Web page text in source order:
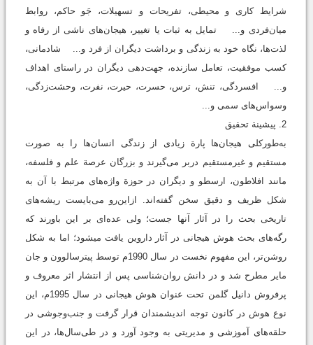
شرایط کاری و محیطی، تفریحات و تسهیلات، جَو حاکم، روابط
میان‌فردی و... تمایل به ثبات یا تغییر، هیجان‌های ناشی از رفاه و
لذت‌ها، نگاه خود به زندگی و برداشت دیگران از فرد و... شادمانی،
کسب موفقیت، تعامل سازنده، جهت‌دهی دیگران در راستای اهداف
و... افسردگی، تنش، ترس، حسرت، حیرت، نفرت، وحشت‌زدگی،
وسواس‌های سمی و...
2. پیشینة تحقیق
به‌طورکلی هیجان‌ها پارة زیادی از زندگی انسان‌ها را به ‌صورت
مستقیم و غیرمستقیم در‌بر می‌گیرند و بزرگان عرصة علم و فلسفه،
مانند افلاطون، ارسطو و دیگران در حوزة واژه‌های مرتبط با آن به
شکل ظریف و دقیق سخن گفته‌اند. ازاین‌رو می‌بایست ریشه‌های
تاریخی بحث را در آثار آنها جست؛ ولی عده‌ای بر این باورند که
رگه‌های بحث هوش هیجانی در آثار داروین یافت می‎شود؛ اما به شکل
روشن‌تر، این مفهوم نخست در سال 1990م توسط پیترسالوون و جان
مایر مطرح شد و در دانش روان‌شناسی پس از انتشار اثر معروف و
پرفروش دانیل گلمن تحت عنوان هوش هیجانی در سال 1995م، این
نوع هوش در کانون توجه اندیشمندان قرار گرفت و جنب‌وجوشی در
حلقه‌های آموزشی و مدیریتی به وجود آورد و در طی‌سال‌ها، در این